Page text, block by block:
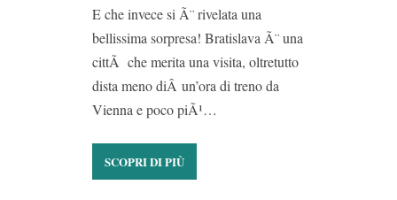
E che invece si Ã¨ rivelata una
bellissima sorpresa! Bratislava Ã¨ una
cittÃ che merita una visita, oltretutto
dista meno diÂ un’ora di treno da
Vienna e poco piÃ¹…
SCOPRI DI PIÙ